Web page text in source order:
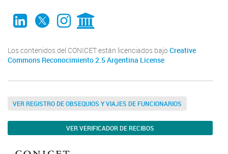
LinkedIn
Twitter
Instagram
CONICET Digital
Los contenidos del CONICET están licenciados bajo Creative
Commons Reconocimiento 2.5 Argentina License
VER REGISTRO DE OBSEQUIOS Y VIAJES DE FUNCIONARIOS
VER VERIFICADOR DE RECIBOS